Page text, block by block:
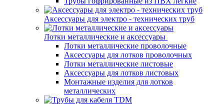
Аксессуары для электро - технических труб
Лотки металлические и аксессуары
Лотки металлические проволочные
Аксессуары для лотков проволочных
Лотки металлические листовые
Аксессуары для лотков листовых
Монтажные изделия для лотков
металлических